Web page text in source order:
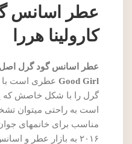
عطر اسانس
کارولینا هررا
Good Girl عطری است با
گرل را با شکل خاصش که
است به راحتی میتوان
مناسب برای خانمهای
۲۰۱۶ به بازار عطر و اسانس عرضه شد .